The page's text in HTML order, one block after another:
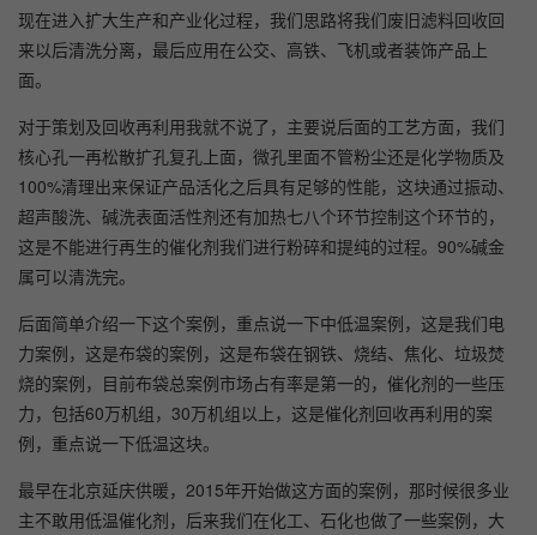
现在进入扩大生产和产业化过程，我们思路将我们废旧滤料回收回
来以后清洗分离，最后应用在公交、高铁、飞机或者装饰产品上
面。
对于策划及回收再利用我就不说了，主要说后面的工艺方面，我们
核心孔一再松散扩孔复孔上面，微孔里面不管粉尘还是化学物质及
100%清理出来保证产品活化之后具有足够的性能，这块通过振动、
超声酸洗、碱洗表面活性剂还有加热七八个环节控制这个环节的，
这是不能进行再生的催化剂我们进行粉碎和提纯的过程。90%碱金
属可以清洗完。
后面简单介绍一下这个案例，重点说一下中低温案例，这是我们电
力案例，这是布袋的案例，这是布袋在钢铁、烧结、焦化、垃圾焚
烧的案例，目前布袋总案例市场占有率是第一的，催化剂的一些压
力，包括60万机组，30万机组以上，这是催化剂回收再利用的案
例，重点说一下低温这块。
最早在北京延庆供暖，2015年开始做这方面的案例，那时候很多业
主不敢用低温催化剂，后来我们在化工、石化也做了一些案例，大